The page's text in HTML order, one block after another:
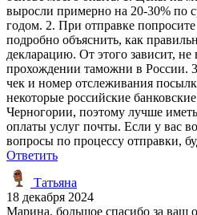
выросли примерно на 20-30% по
годом. 2. При отправке
подробно объяснить, как
декларацию. От этого зависит,
прохождении таможни в России.
чек и номер отслеживания
некоторые российские
Черногории, поэтому лучше
оплаты услуг почты. Если у вас
вопросы по процессу отправки,
Ответить
Татьяна
18 декабря 2024
Марина, большое спасибо за ваш